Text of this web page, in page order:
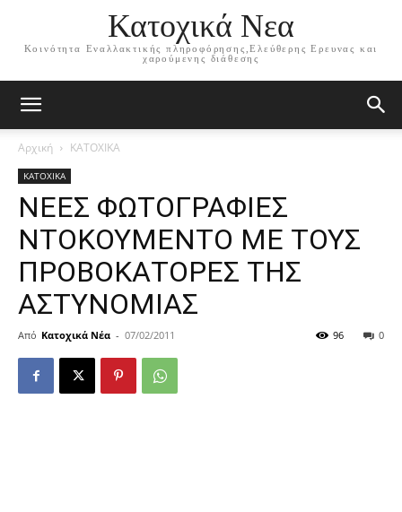
Κατοχικά Νεα
Κοινότητα Εναλλακτικής πληροφόρησης,Ελεύθερης Ερευνας και
χαρούμενης διάθεσης
Αρχική ΚΑΤΟΧΙΚΑ
ΚΑΤΟΧΙΚΑ
ΝΕΕΣ ΦΩΤΟΓΡΑΦΙΕΣ
ΝΤΟΚΟΥΜΕΝΤΟ ΜΕ ΤΟΥΣ
ΠΡΟΒΟΚΑΤΟΡΕΣ ΤΗΣ
ΑΣΤΥΝΟΜΙΑΣ
Από Κατοχικά Νέα - 07/02/2011 0
96